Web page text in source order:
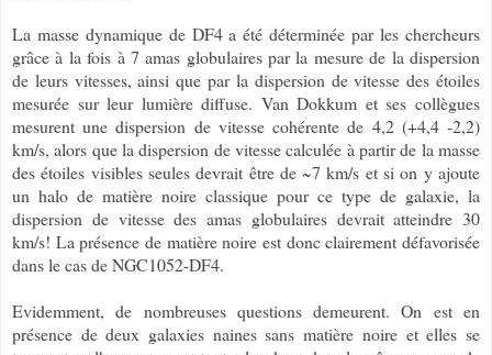
La masse dynamique de DF4 a été déterminée par les chercheurs
grâce à la fois à 7 amas globulaires par la mesure de la dispersion
de leurs vitesses, ainsi que par la dispersion de vitesse des étoiles
mesurée sur leur lumière diffuse. Van Dokkum et ses collègues
mesurent une dispersion de vitesse cohérente de 4,2 (+4,4 -2,2)
km/s, alors que la dispersion de vitesse calculée à partir de la masse
des étoiles visibles seules devrait être de ~7 km/s et si on y ajoute
un halo de matière noire classique pour ce type de galaxie, la
dispersion de vitesse des amas globulaires devrait atteindre 30
km/s! La présence de matière noire est donc clairement défavorisée
dans le cas de NGC1052-DF4.
Evidemment, de nombreuses questions demeurent. On est en
présence de deux galaxies naines sans matière noire et elles se